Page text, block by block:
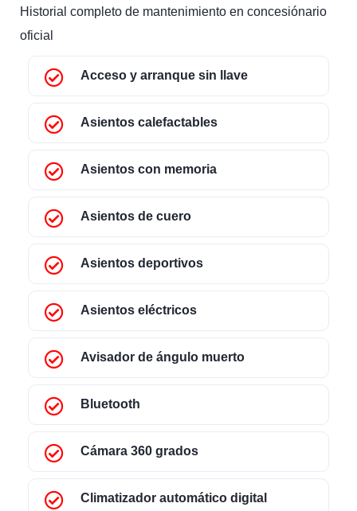
Historial completo de mantenimiento en concesiónario
oficial
Acceso y arranque sin llave
Asientos calefactables
Asientos con memoria
Asientos de cuero
Asientos deportivos
Asientos eléctricos
Avisador de ángulo muerto
Bluetooth
Cámara 360 grados
Climatizador automático digital